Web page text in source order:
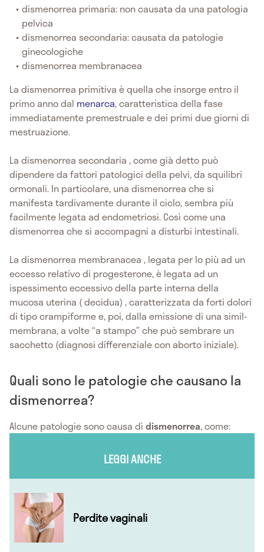
dismenorrea primaria: non causata da una patologia
pelvica
dismenorrea secondaria: causata da patologie
ginecologiche
dismenorrea membranacea
La dismenorrea primitiva è quella che insorge entro il
primo anno dal menarca, caratteristica della fase
immediatamente premestruale e dei primi due giorni di
mestruazione.
La dismenorrea secondaria , come già detto può
dipendere da fattori patologici della pelvi, da squilibri
ormonali. In particolare, una dismenorrea che si
manifesta tardivamente durante il ciclo, sembra più
facilmente legata ad endometriosi. Così come una
dismenorrea che si accompagni a disturbi intestinali.
La dismenorrea membranacea , legata per lo più ad un
eccesso relativo di progesterone, è legata ad un
ispessimento eccessivo della parte interna della
mucosa uterina ( decidua) , caratterizzata da forti dolori
di tipo crampiforme e, poi, dalla emissione di una simil-
membrana, a volte “a stampo” che può sembrare un
sacchetto (diagnosi differenziale con aborto iniziale).
Quali sono le patologie che causano la
dismenorrea?
Alcune patologie sono causa di dismenorrea, come:
LEGGI ANCHE
Perdite vaginali